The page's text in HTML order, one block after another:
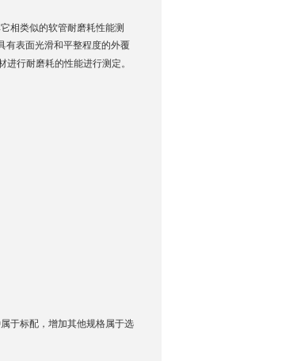
相类似的软管耐磨耗性能测
有表面光滑和平整程度的外覆
进行耐磨耗的性能进行测定。
于标配，增加其他规格属于选